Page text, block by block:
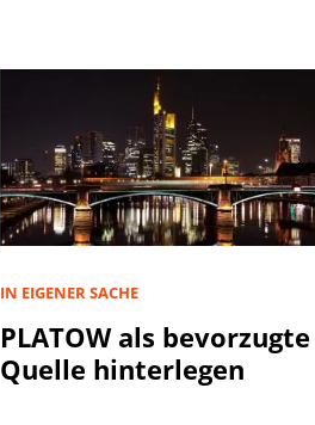
IN EIGENER SACHE
PLATOW als bevorzugte
Quelle hinterlegen